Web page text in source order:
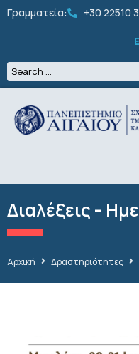
Γραμματεία: +30 22510
ΤΟ ΤΜΗΜΑ
ΜΕΤΑΠΤΥΧΙΑΚΑ
ΔΙΔΑΚΤΟΡΙΚΑ
ΕΡΕΥΝΑ
Διαλέξεις -
Αρχική Δραστηριότητες